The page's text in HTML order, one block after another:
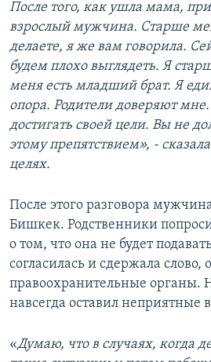
После того, как ушла мама,
взрослый мужчина. Старше
делаете, я же вам говорила.
будем плохо выглядеть. Я
меня есть младший брат. Я
опора. Родители доверяют
достигать своей цели. Вы не
этому препятствием», -
целях.
После этого разговора
Бишкек. Родственники
о том, что она не будет
согласилась и сдержала слово,
правоохранительные органы.
навсегда оставил неприятные
«Думаю, что в случаях, когда